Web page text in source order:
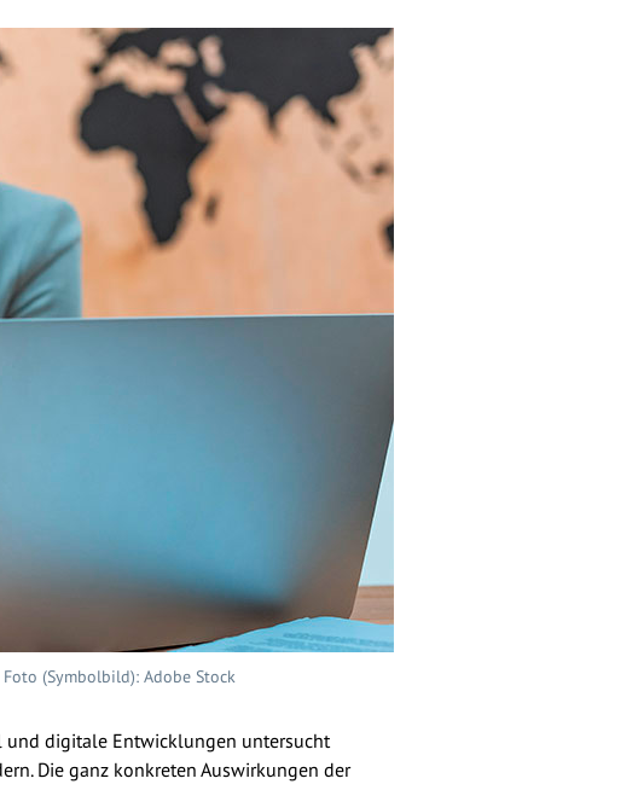
Foto (Symbolbild): Adobe Stock
und digitale Entwicklungen untersucht
Die ganz konkreten Auswirkungen der